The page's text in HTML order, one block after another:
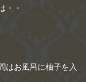
・・
はお風呂に柚子を入